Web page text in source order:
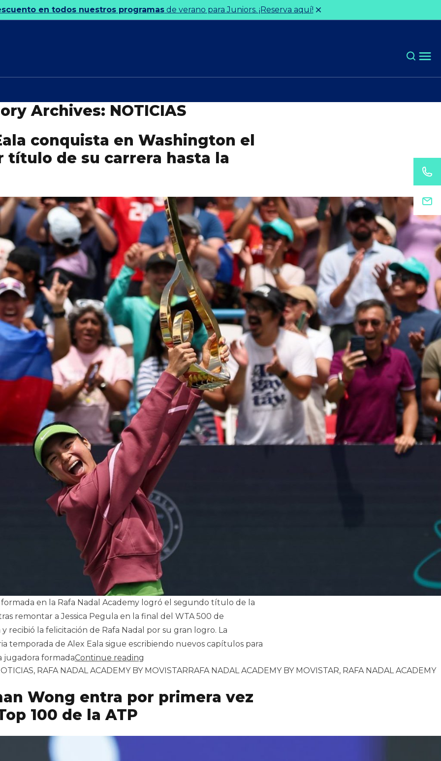
en todos nuestros programasde verano para Juniors. ¡Reserva aquí!
Archives: NOTICIAS
conquista en Washington el
título de su carrera hasta la
formada en la Rafa Nadal Academy logró el segundo título de la
remontar a Jessica Pegula en la final del WTA 500 de
recibió la felicitación de Rafa Nadal por su gran logro. La
temporada de Alex Eala sigue escribiendo nuevos capítulos para
jugadora formadaContinue reading
en
, RAFA NADAL ACADEMY BY MOVISTARTags:
RAFA NADAL ACADEMY BY MOVISTAR, RAFA NADAL ACADEMY
Wong entra por primera vez
100 de la ATP